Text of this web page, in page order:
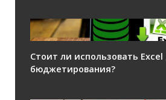
Стоит ли использовать
бюджетирования?